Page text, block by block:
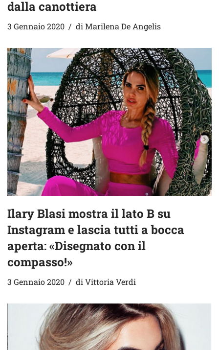
dalla canottiera
3 Gennaio 2020 di Marilena De Angelis
Ilary Blasi mostra il lato B su
Instagram e lascia tutti a bocca
aperta: «Disegnato con il
compasso!»
3 Gennaio 2020 diVittoria Verdi